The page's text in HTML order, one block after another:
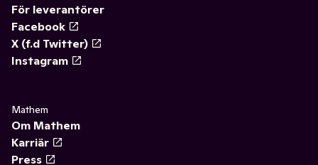
För leverantörer
Facebook
X (f.d Twitter)
Instagram
Mathem
Om Mathem
Karriär
Press